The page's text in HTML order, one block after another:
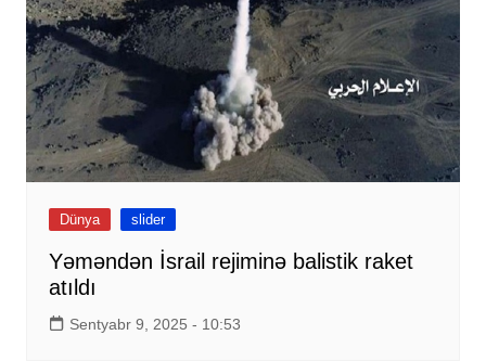
Dünya slider
Yəməndən İsrail rejiminə balistik raket
atıldı
Sentyabr 9, 2025 - 10:53